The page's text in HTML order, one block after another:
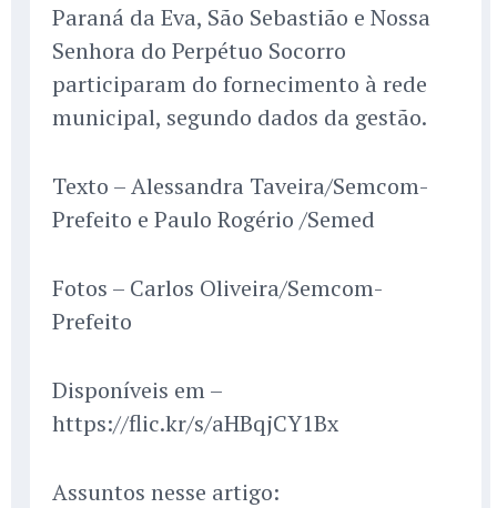
Paraná da Eva, São Sebastião e Nossa
Senhora do Perpétuo Socorro
participaram do fornecimento à rede
municipal, segundo dados da gestão.
Texto – Alessandra Taveira/Semcom-
Prefeito e Paulo Rogério /Semed
Fotos – Carlos Oliveira/Semcom-
Prefeito
Disponíveis em –
https://flic.kr/s/aHBqjCY1Bx
Assuntos nesse artigo: